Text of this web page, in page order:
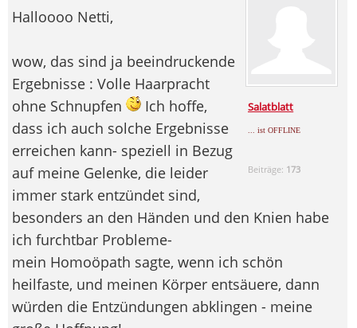
Salatblatt
... ist OFFLINE
Beiträge: 173
Halloooo Netti,
wow, das sind ja beeindruckende
Ergebnisse : Volle Haarpracht
ohne Schnupfen
Ich hoffe,
dass ich auch solche Ergebnisse
erreichen kann- speziell in Bezug
auf meine Gelenke, die leider
immer stark entzündet sind,
besonders an den Händen und den Knien habe
ich furchtbar Probleme-
mein Homoöpath sagte, wenn ich schön
heilfaste, und meinen Körper entsäuere, dann
würden die Entzündungen abklingen - meine